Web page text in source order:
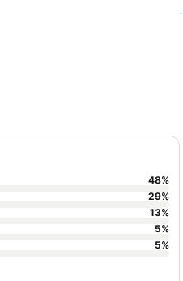
48%
29%
13%
5%
5%